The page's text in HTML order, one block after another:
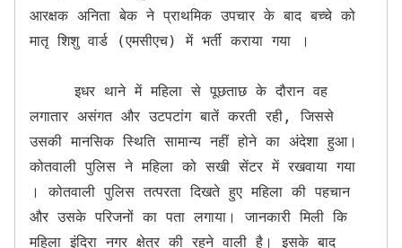
आरक्षक अनिता बेक ने प्राथमिक उपचार के बाद बच्चे को
मातृ शिशु वार्ड (एमसीएच) में भर्ती कराया गया ।
     इधर थाने में महिला से पूछताछ के दौरान वह
लगातार असंगत और उटपटांग बातें करती रही, जिससे
उसकी मानसिक स्थिति सामान्य नहीं होने का अंदेशा हुआ।
कोतवाली पुलिस ने महिला को सखी सेंटर में रखवाया गया
। कोतवाली पुलिस तत्परता दिखते हुए महिला की पहचान
और उसके परिजनों का पता लगाया। जानकारी मिली कि
महिला इंदिरा नगर क्षेत्र की रहने वाली है। इसके बाद